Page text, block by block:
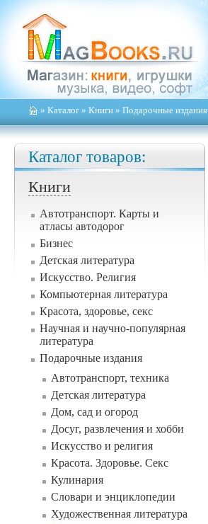
» Каталог » Книги » Подарочные издания
Каталог товаров:
Книги
Автотранспорт. Карты и
атласы автодорог
Бизнес
Детская литература
Искусство. Религия
Компьютерная литература
Красота, здоровье, секс
Научная и научно-популярная
литература
Подарочные издания
Автотранспорт, техника
Детская литература
Дом, сад и огород
Досуг, развлечения и хобби
Искусство и религия
Красота. Здоровье. Секс
Кулинария
Словари и энциклопедии
Художественная литература